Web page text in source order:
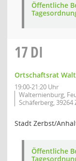
Öffentliche
17DI
Ortschaftsrat
19:00-21:20 Uhr
Walternienburg,
Schäferberg,
Stadt Zerbst/
Öffentliche